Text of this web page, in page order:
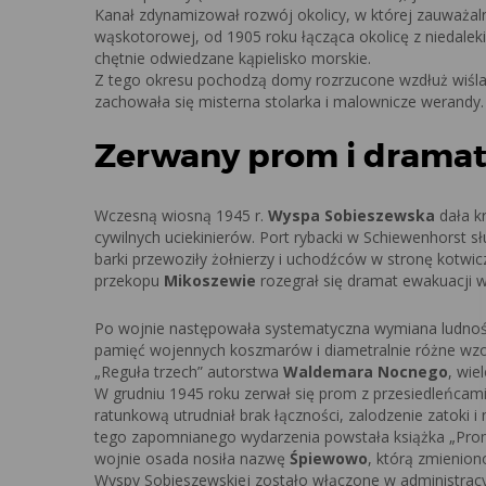
Kanał zdynamizował rozwój okolicy, w której
wąskotorowej, od 1905 roku łącząca okolicę z
chętnie odwiedzane kąpielisko morskie.
Z tego okresu pochodzą domy rozrzucone wzdłuż
zachowała się misterna stolarka i malownicze werandy.
Zerwany prom i
Wczesną wiosną 1945 r. Wyspa Sobieszewska dała
cywilnych uciekinierów. Port rybacki w Schiewenhorst
barki przewoziły żołnierzy i uchodźców w stronę
przekopu Mikoszewie rozegrał się dramat ewakuacji
Po wojnie następowała systematyczna wymiana
pamięć wojennych koszmarów i diametralnie różne
„Reguła trzech” autorstwa Waldemara Nocnego,
W grudniu 1945 roku zerwał się prom z
ratunkową utrudniał brak łączności, zalodzenie zatoki
tego zapomnianego wydarzenia powstała książka
wojnie osada nosiła nazwę Śpiewowo, którą
Wyspy Sobieszewskiej zostało włączone w